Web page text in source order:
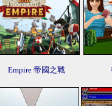
Empire 帝國之戰